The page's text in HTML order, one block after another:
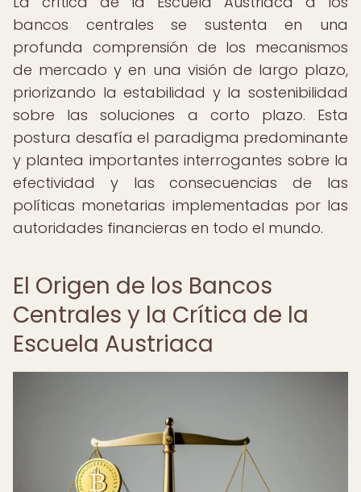
bancos centrales se sustenta en una
profunda comprensión de los mecanismos
de mercado y en una visión de largo plazo,
priorizando la estabilidad y la sostenibilidad
sobre las soluciones a corto plazo. Esta
postura desafía el paradigma predominante
y plantea importantes interrogantes sobre la
efectividad y las consecuencias de las
políticas monetarias implementadas por las
autoridades financieras en todo el mundo.
El Origen de los Bancos
Centrales y la Crítica de la
Escuela Austriaca